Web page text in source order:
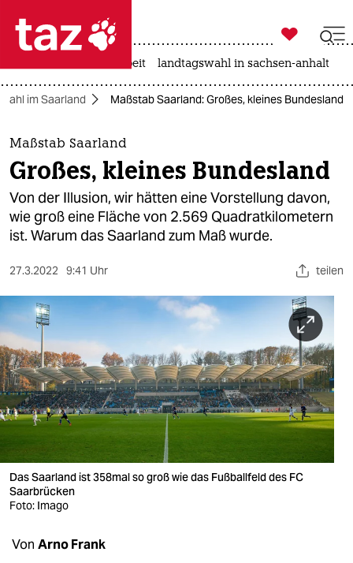
 taz zahl ich
taz zahl ich
themen
politik
öko
sport
berlin
nord
wahrheit
verlag
verlag
shop

taz zahl ich
arbeit landtagswahl in sachsen-anhalt
im Saarland Maßstab Saarland: Großes, kleines Bundesland
Maßstab Saarland
Großes, kleines Bundesland
Von der Illusion, wir hätten eine Vorstellung davon,
wie groß eine Fläche von 2.569 Quadratkilometern
ist. Warum das Saarland zum Maß wurde.
27.3.2022 9:41 Uhr teilen
Das Saarland ist 358mal so groß wie das Fußballfeld des FC
Saarbrücken
Foto: Imago
Von Arno Frank